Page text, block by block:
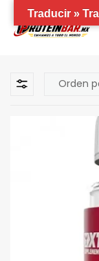
Traducir »